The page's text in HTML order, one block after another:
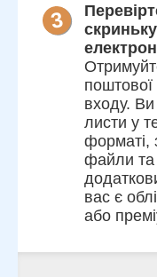
входу. Ви
листи у
форматі,
файли та
вас є
або